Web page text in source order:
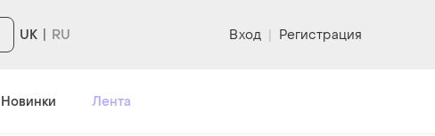
UK Вход | Регистрация
Новинки Лента